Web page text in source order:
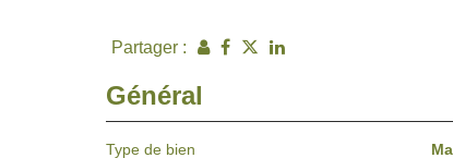
Partager :
Général
Type de bien